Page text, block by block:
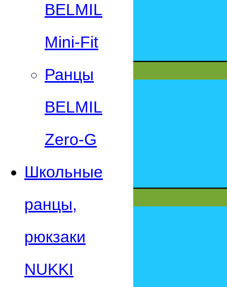
BELMIL
Mini-Fit
Ранцы
BELMIL
Zero-G
Школьные
ранцы,
рюкзаки
NUKKI